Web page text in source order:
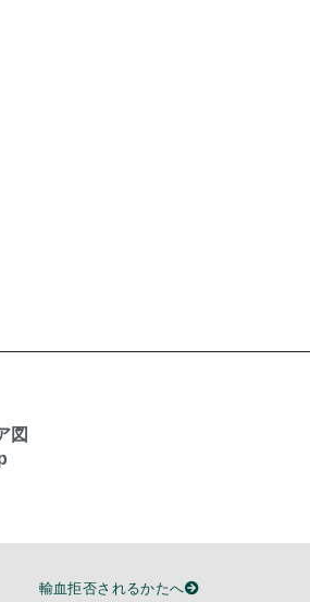
図
輸血拒否されるかたへ